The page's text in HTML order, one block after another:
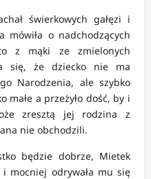
świerkowych gałęzi i
mówiła o nadchodzących
z mąki ze zmielonych
się, że dziecko nie ma
Narodzenia, ale szybko
małe a przeżyło dość, by i
zresztą jej rodzina z
nie obchodzili.
będzie dobrze, Mietek
i mocniej odrywała mu się